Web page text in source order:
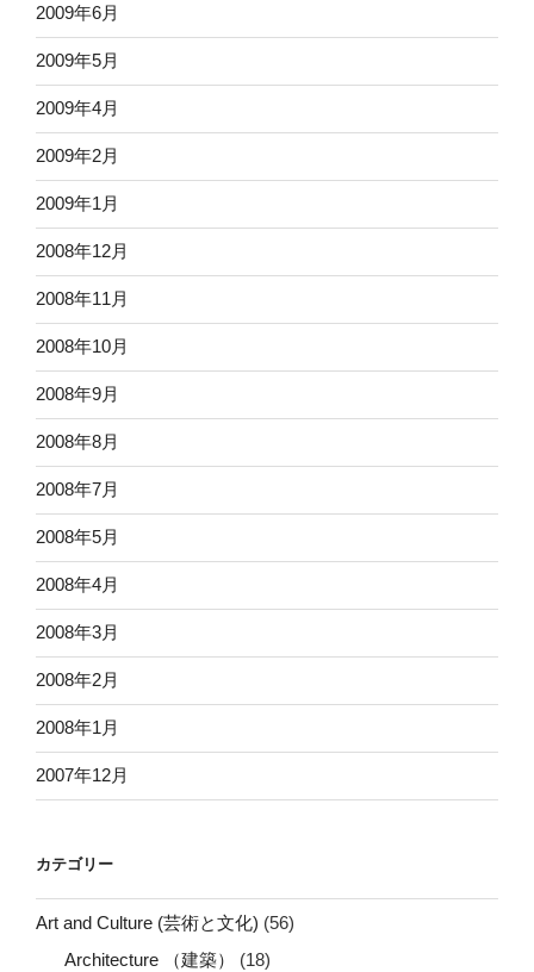
2009年6月
2009年5月
2009年4月
2009年2月
2009年1月
2008年12月
2008年11月
2008年10月
2008年9月
2008年8月
2008年7月
2008年5月
2008年4月
2008年3月
2008年2月
2008年1月
2007年12月
カテゴリー
Art and Culture (芸術と文化) (56)
Architecture （建築）
(18)